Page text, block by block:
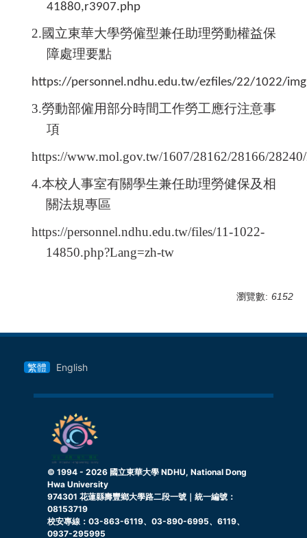
41880,r3907.php
2.國立東華大學勞僱型兼任助理勞動權益保
障處理要點
https://personnel.ndhu.edu.tw/ezfiles/22/1022/
3.勞動部僱用部分時間工作勞工應行注意事
項
https://www.mol.gov.tw/1607/28162/28166/
4.本校人事室有關學生兼任助理勞健保及相
關法規專區
https://personnel.ndhu.edu.tw/files/11-1022-
14850.php?Lang=zh-tw
瀏覽數: 6152
繁體 English
© 1994 - 2026 國立東華大學 NDHU, National Dong
Hwa University
974301 花蓮縣壽豐鄉大學路二段一號｜統一編號：
08153719
校安專線：03-863-6119、03-890-6995、6119、
0937-295995